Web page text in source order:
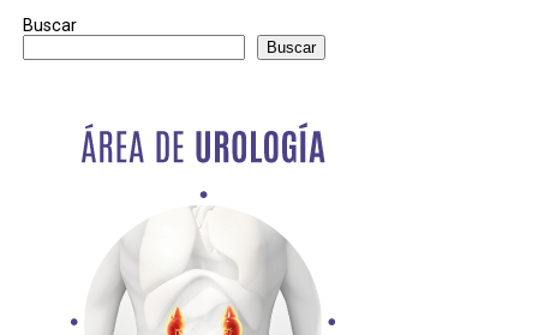
Buscar
Buscar